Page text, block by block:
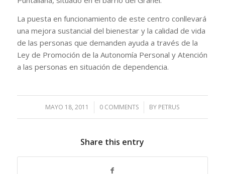
La puesta en funcionamiento de este centro conllevará
una mejora sustancial del bienestar y la calidad de vida
de las personas que demanden ayuda a través de la
Ley de Promoción de la Autonomía Personal y Atención
a las personas en situación de dependencia.
MAYO 18, 2011
/ 0 COMMENTS
/ BY PETRUS
Share this entry